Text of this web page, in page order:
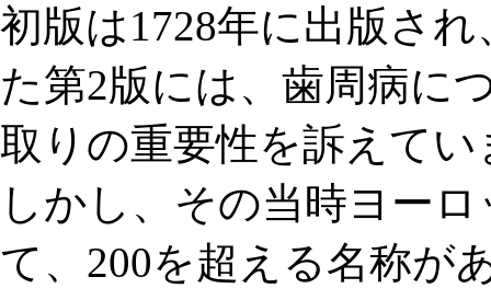
初版は1728年に出版され
た第2版には、歯周病に
取りの重要性を訴えてい
しかし、その当時ヨー
て、200を超える名称が